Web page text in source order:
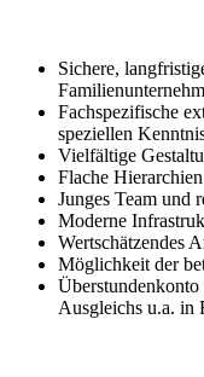
Sichere,
Fachspezifische
speziellen
Vielfältige
Flache
Junges Team und
Moderne
Wertschätzendes
Möglichkeit der
Ausgleichs u.a. in